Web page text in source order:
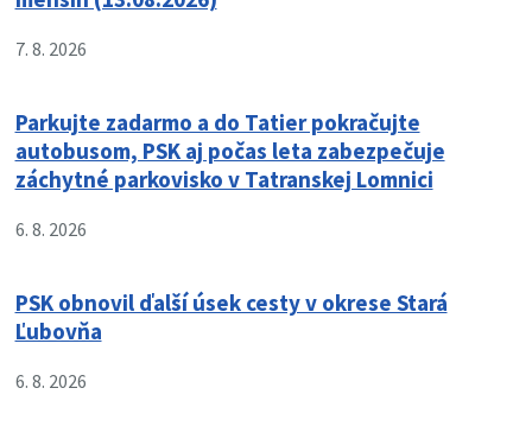
7. 8. 2026
Parkujte zadarmo a do Tatier pokračujte
autobusom, PSK aj počas leta zabezpečuje
záchytné parkovisko v Tatranskej Lomnici
6. 8. 2026
PSK obnovil ďalší úsek cesty v okrese Stará
Ľubovňa
6. 8. 2026